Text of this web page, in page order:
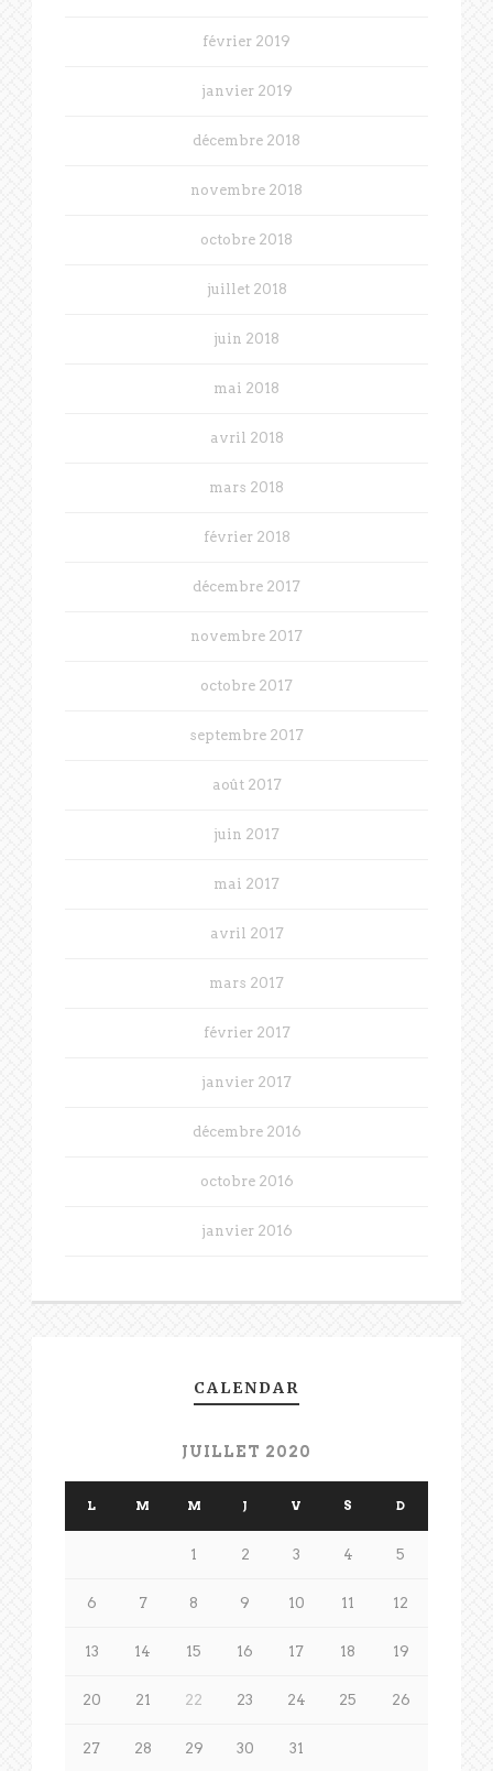
février 2019
janvier 2019
décembre 2018
novembre 2018
octobre 2018
juillet 2018
juin 2018
mai 2018
avril 2018
mars 2018
février 2018
décembre 2017
novembre 2017
octobre 2017
septembre 2017
août 2017
juin 2017
mai 2017
avril 2017
mars 2017
février 2017
janvier 2017
décembre 2016
octobre 2016
janvier 2016
CALENDAR
JUILLET 2020
L M M J V S D
1 2 3 4 5
6 7 8 9 10 11 12
13 14 15 16 17 18 19
20 21 22 23 24 25 26
27 28 29 30 31